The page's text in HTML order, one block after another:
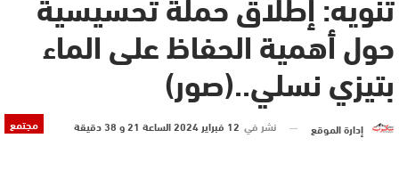
حول أهمية الحفاظ على الماء
بتيزي نسلي..(صور)
مجتمع إدارة الموقع نشر في 12 فبراير 2024 الساعة 21 و 38 دقيقة